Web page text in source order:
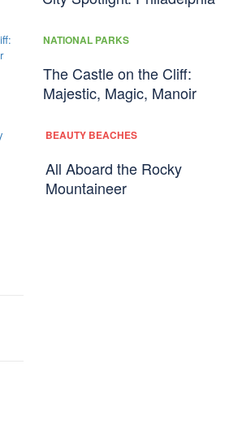
NATIONAL PARKS
The Castle on the Cliff:
Majestic, Magic, Manoir
BEAUTY BEACHES
All Aboard the Rocky
Mountaineer